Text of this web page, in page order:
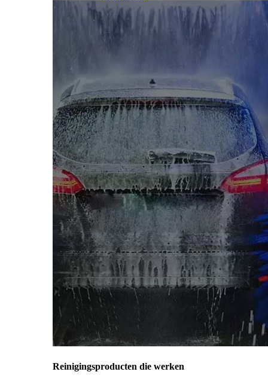
Reinigingsproducten die werken